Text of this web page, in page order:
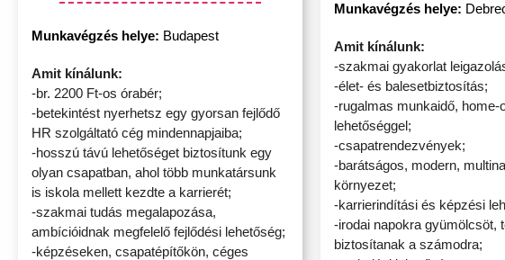
Munkavégzés helye: Budapest
Amit kínálunk:
-br. 2200 Ft-os órabér;
-betekintést nyerhetsz egy gyorsan fejlődő
HR szolgáltató cég mindennapjaiba;
-hosszú távú lehetőséget biztosítunk egy
olyan csapatban, ahol több munkatársunk
is iskola mellett kezdte a karrierét;
-szakmai tudás megalapozása,
ambícióidnak megfelelő fejlődési lehetőség;
-képzéseken, csapatépítőkön, céges
Munkavégzés helye:
Amit kínálunk:
-szakmai gyakorlat
-élet- és balesetbiztosítás;
-rugalmas munkaidő, home-
lehetőséggel;
-csapatrendezvények;
-barátságos, modern,
környezet;
-karrierindítási és képzési
-irodai napokra gyümölcsöt,
biztosítanak a számodra;